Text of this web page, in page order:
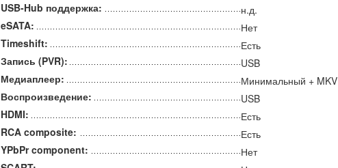
USB-Hub поддержка:
н.д.
eSATA:
Нет
Timeshift:
Есть
Запись (PVR):
USB
Медиаплеер:
Минимальный + MKV
Воспроизведение:
USB
HDMI:
Есть
RCA composite:
Есть
YPbPr component:
Нет